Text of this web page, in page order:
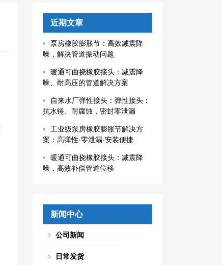
近期文章
泵房橡胶膨胀节：高效减震降
噪，解决管道振动问题
暖通可曲挠橡胶接头：减震降
噪、耐高压的管道解决方案
自来水厂弹性接头：弹性接头：
抗水锤、耐腐蚀，密封零泄漏
工业级泵房橡胶膨胀节解决方
案：高弹性·零泄漏·安装便捷
暖通可曲挠橡胶接头：减震降
噪，高效补偿管道位移
新闻中心
公司新闻
日常发货